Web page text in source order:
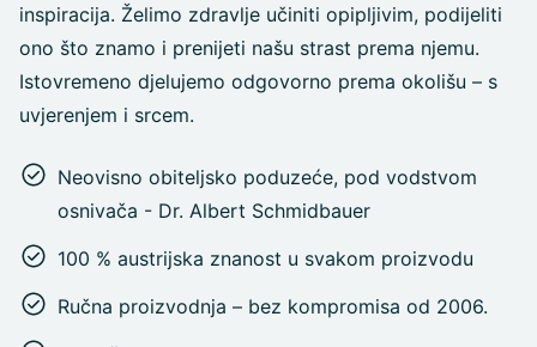
inspiracija. Želimo zdravlje učiniti opipljivim, podijeliti
ono što znamo i prenijeti našu strast prema njemu.
Istovremeno djelujemo odgovorno prema okolišu – s
uvjerenjem i srcem.
Neovisno obiteljsko poduzeće, pod vodstvom
osnivača - Dr. Albert Schmidbauer
100 % austrijska znanost u svakom proizvodu
Ručna proizvodnja – bez kompromisa od 2006.